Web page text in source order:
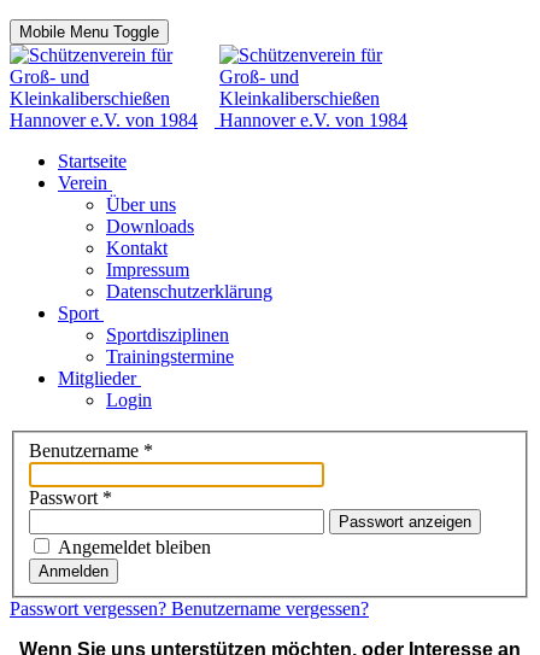
Mobile Menu Toggle
Startseite
Verein
Über uns
Downloads
Kontakt
Impressum
Datenschutzerklärung
Sport
Sportdisziplinen
Trainingstermine
Mitglieder
Login
Benutzername *
Passwort *
Passwort anzeigen
Angemeldet bleiben
Anmelden
Passwort vergessen? Benutzername vergessen?
Wenn Sie uns unterstützen möchten, oder Interesse an